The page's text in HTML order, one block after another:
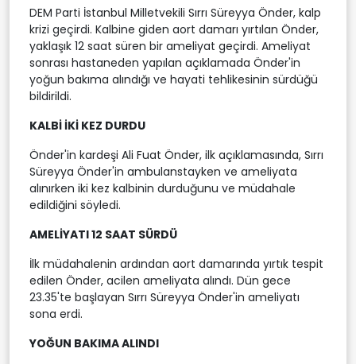
DEM Parti İstanbul Milletvekili Sırrı Süreyya Önder, kalp
krizi geçirdi. Kalbine giden aort damarı yırtılan Önder,
yaklaşık 12 saat süren bir ameliyat geçirdi. Ameliyat
sonrası hastaneden yapılan açıklamada Önder'in
yoğun bakıma alındığı ve hayati tehlikesinin sürdüğü
bildirildi.
KALBİ İKİ KEZ DURDU
Önder'in kardeşi Ali Fuat Önder, ilk açıklamasında, Sırrı
Süreyya Önder'in ambulanstayken ve ameliyata
alınırken iki kez kalbinin durduğunu ve müdahale
edildiğini söyledi.
AMELİYATI 12 SAAT SÜRDÜ
İlk müdahalenin ardından aort damarında yırtık tespit
edilen Önder, acilen ameliyata alındı. Dün gece
23.35'te başlayan Sırrı Süreyya Önder'in ameliyatı
sona erdi.
YOĞUN BAKIMA ALINDI